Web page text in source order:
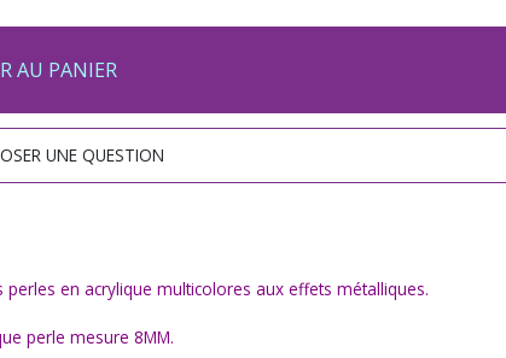
AU PANIER
UNE QUESTION
en acrylique multicolores aux effets métalliques.
perle mesure 8MM.